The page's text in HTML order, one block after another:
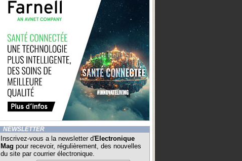
NEWSLETTER
Inscrivez-vous a la newsletter d'Electronique
Mag pour recevoir, régulièrement, des nouvelles
du site par courrier électronique.